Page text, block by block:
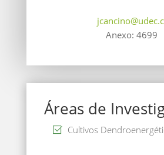
Anexo: 4699
Áreas de
Cultivos